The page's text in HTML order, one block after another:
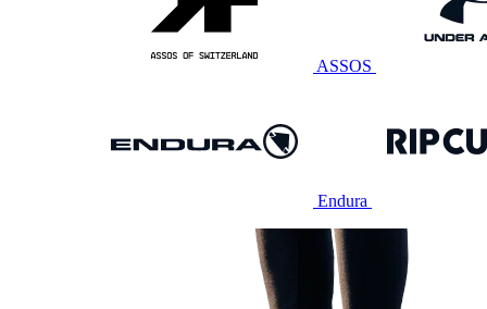
ASSOS
Endura